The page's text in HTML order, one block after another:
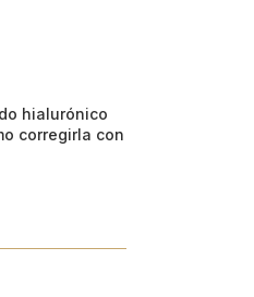
hialurónico
corregirla con